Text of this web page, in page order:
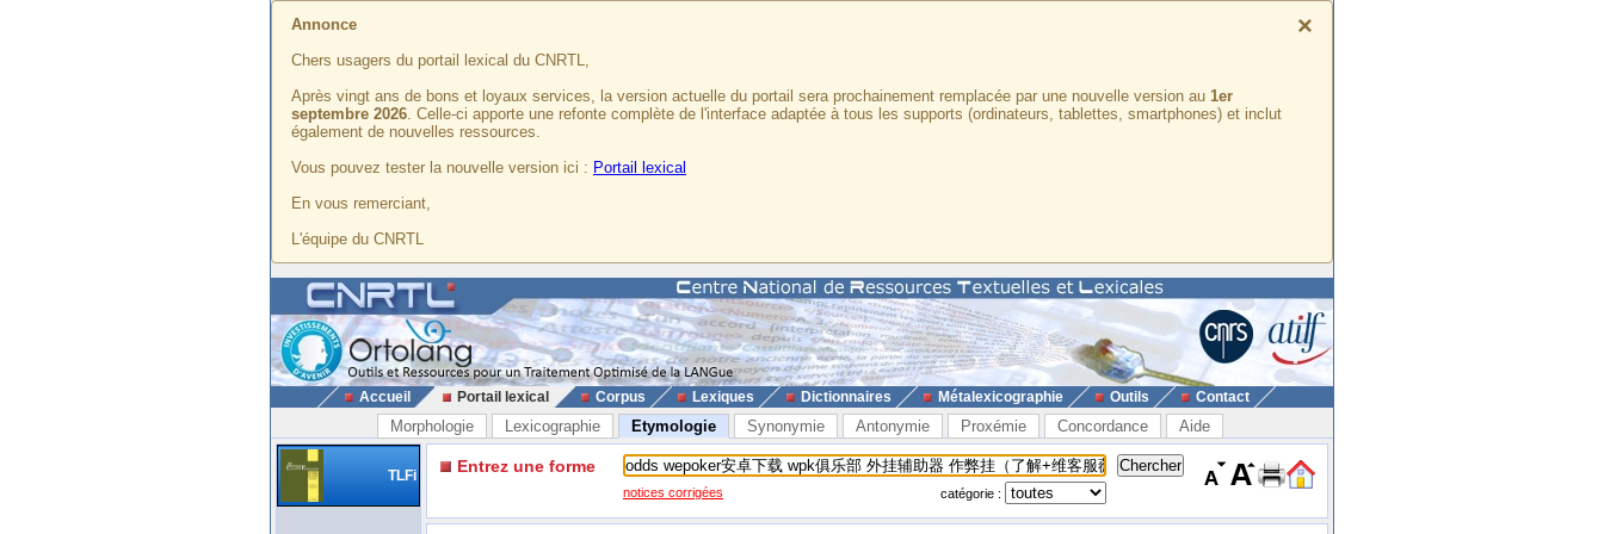
×
Annonce
Chers usagers du portail lexical du CNRTL,
Après vingt ans de bons et loyaux services, la version actuelle du portail sera prochainement remplacée par une nouvelle version au 1er
septembre 2026. Celle-ci apporte une refonte complète de l'interface adaptée à tous les supports (ordinateurs, tablettes, smartphones) et inclut
également de nouvelles ressources.
Vous pouvez tester la nouvelle version ici : Portail lexical
En vous remerciant,
L'équipe du CNRTL
Accueil Portail lexical Corpus Lexiques Dictionnaires Métalexicographie Outils Contact
Morphologie Lexicographie Etymologie Synonymie Antonymie Proxémie Concordance Aide
TLFi Entrez une forme
notices corrigées catégorie :